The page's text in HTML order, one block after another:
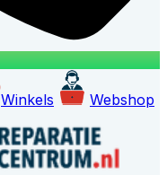
Winkels Webshop